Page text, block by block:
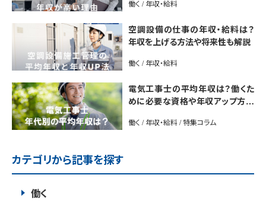
働く / 年収・給料
空調設備の仕事の年収・給料は？
年収を上げる方法や将来性も解説
働く / 年収・給料
電気工事士の平均年収は？働くた
めに必要な資格や年収アップ方法
働く / 年収・給料 / 特集コラム
カテゴリから記事を探す
働く